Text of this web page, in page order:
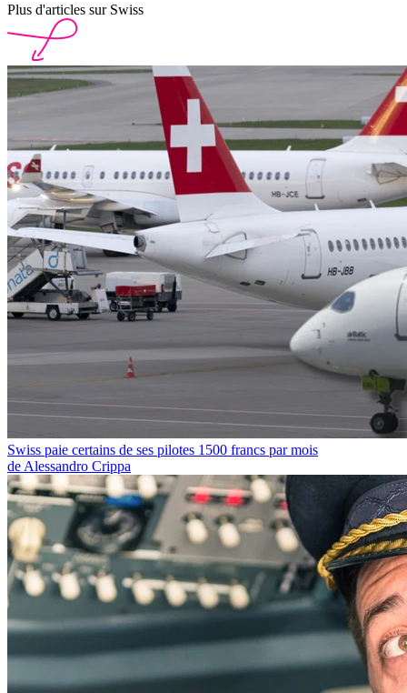
Plus d'articles sur Swiss
Swiss paie certains de ses pilotes 1500 francs par mois
de Alessandro Crippa